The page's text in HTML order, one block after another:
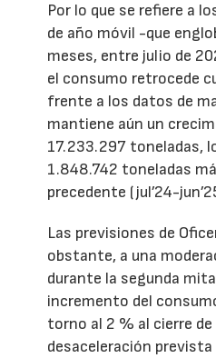
Por lo que se refiere a
de año móvil -que
meses, entre julio de
el consumo retrocede
frente a los datos de
mantiene aún un
17.233.297 toneladas,
1.848.742 toneladas
precedente (jul’24-
Las previsiones de
obstante, a una
durante la segunda
incremento del
torno al 2 % al cierre
desaceleración prevista